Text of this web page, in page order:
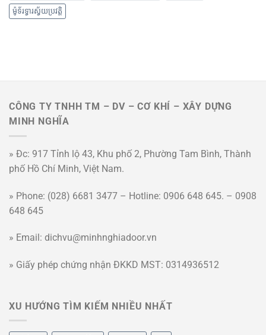
ម៉ូទ័រទ្វារស្វ័យប្រវត្តិ
CÔNG TY TNHH TM – DV – CƠ KHÍ – XÂY DỰNG
MINH NGHĨA
» Đc: 917 Tỉnh lộ 43, Khu phố 2, Phường Tam Bình, Thành
phố Hồ Chí Minh, Việt Nam.
» Phone: (028) 6681 3477 – Hotline: 0906 648 645. – 0908
648 645
» Email: dichvu@minhnghiadoor.vn
» Giấy phép chứng nhận ĐKKD MST: 0314936512
XU HƯỚNG TÌM KIẾM NHIỀU NHẤT